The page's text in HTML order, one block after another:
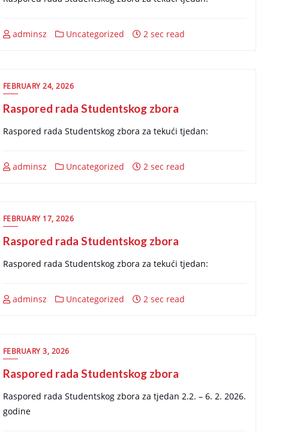
adminsz Uncategorized 2 sec read
FEBRUARY 24, 2026
Raspored rada Studentskog zbora
Raspored rada Studentskog zbora za tekući tjedan:
adminsz Uncategorized 2 sec read
FEBRUARY 17, 2026
Raspored rada Studentskog zbora
Raspored rada Studentskog zbora za tekući tjedan:
adminsz Uncategorized 2 sec read
FEBRUARY 3, 2026
Raspored rada Studentskog zbora
Raspored rada Studentskog zbora za tjedan 2.2. – 6. 2. 2026.
godine